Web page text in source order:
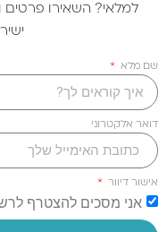
רוצים
מזמינים אתכם
בחנות שלנו בכפר
ביחד את חדר
למלאי? השאירו פרטים
שם מלא
דואר אלקטרוני
אישור דיוור
אני מסכים להצטרף